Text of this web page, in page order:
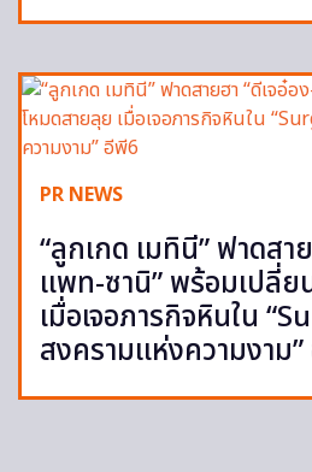
PR NEWS
“ลูกเกด เมทินี” ฟาดสา
แพท-ซานิ” พร้อมเปลี่ย
เมื่อเจอภารกิจหินใน
สงครามแห่งความงาม